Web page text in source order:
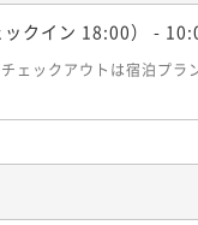
ックイン 18:00） -
ェックアウトは宿泊プラ